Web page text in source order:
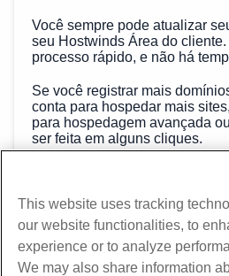
Você sempre pode atualizar
seu Hostwinds Área do
processo rápido, e não há
Se você registrar mais
conta para hospedar mais
para hospedagem avançada
ser feita em alguns cliques.
Depois de atualizar seu plano
imediatamente.
This website uses tracking
our website functionalities, to
experience or to analyze
We may also share information